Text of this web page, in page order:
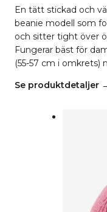
En tätt stickad och
beanie modell som
och sitter tight över
Fungerar bäst för
(55-57 cm i omkrets)
Se produktdetaljer